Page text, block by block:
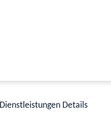
Dienstleistungen Details